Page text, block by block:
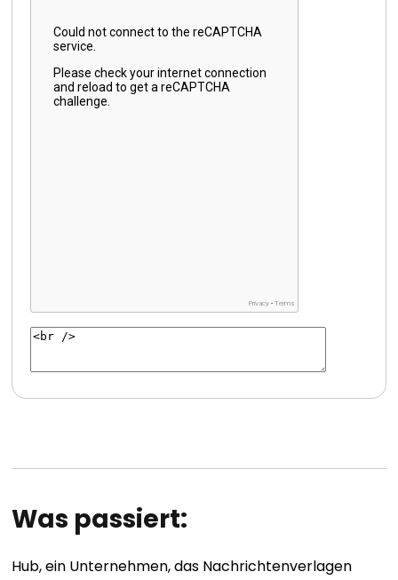
Was passiert:
Hub, ein Unternehmen, das Nachrichtenverlagen